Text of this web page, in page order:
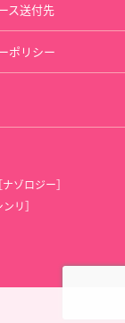
ス送付先
ポリシー
ゾロジー］
リ］